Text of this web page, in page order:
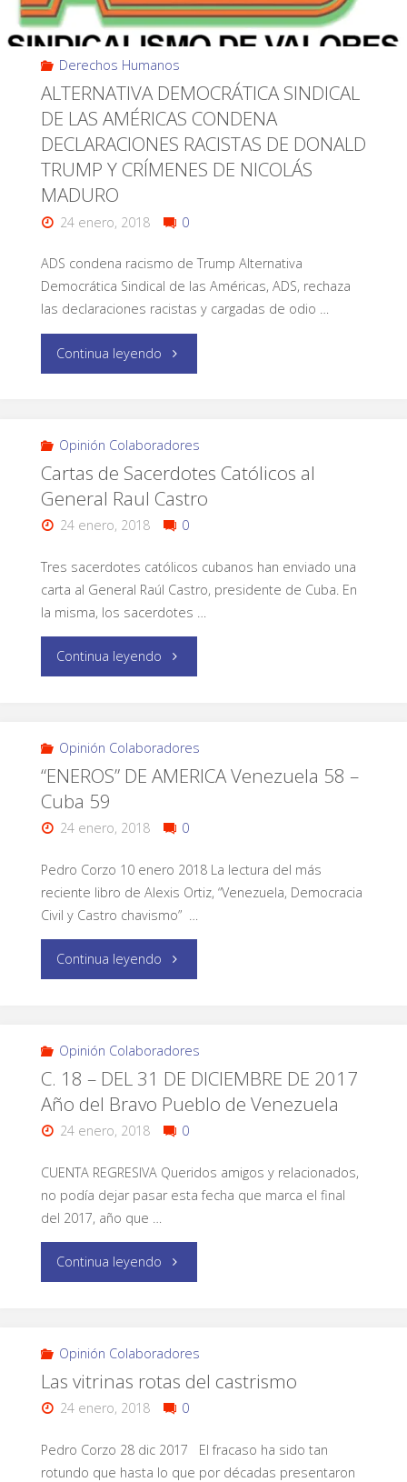
Derechos Humanos
ALTERNATIVA DEMOCRÁTICA SINDICAL
DE LAS AMÉRICAS CONDENA
DECLARACIONES RACISTAS DE DONALD
TRUMP Y CRÍMENES DE NICOLÁS
MADURO
24 enero, 2018 0
ADS condena racismo de Trump Alternativa
Democrática Sindical de las Américas, ADS, rechaza
las declaraciones racistas y cargadas de odio …
Continua leyendo
Opinión Colaboradores
Cartas de Sacerdotes Católicos al
General Raul Castro
24 enero, 2018 0
Tres sacerdotes católicos cubanos han enviado una
carta al General Raúl Castro, presidente de Cuba. En
la misma, los sacerdotes …
Continua leyendo
Opinión Colaboradores
“ENEROS” DE AMERICA Venezuela 58 –
Cuba 59
24 enero, 2018 0
Pedro Corzo 10 enero 2018 La lectura del más
reciente libro de Alexis Ortiz, “Venezuela, Democracia
Civil y Castro chavismo” …
Continua leyendo
Opinión Colaboradores
C. 18 – DEL 31 DE DICIEMBRE DE 2017
Año del Bravo Pueblo de Venezuela
24 enero, 2018 0
CUENTA REGRESIVA Queridos amigos y relacionados,
no podía dejar pasar esta fecha que marca el final
del 2017, año que …
Continua leyendo
Opinión Colaboradores
Las vitrinas rotas del castrismo
24 enero, 2018 0
Pedro Corzo 28 dic 2017 El fracaso ha sido tan
rotundo que hasta lo que por décadas presentaron